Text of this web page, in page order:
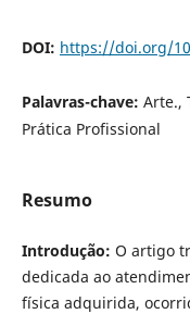
DOI: https://doi.org/
Palavras-chave: Arte.,
Prática Profissional
Resumo
Introdução: O artigo
dedicada ao
física adquirida,